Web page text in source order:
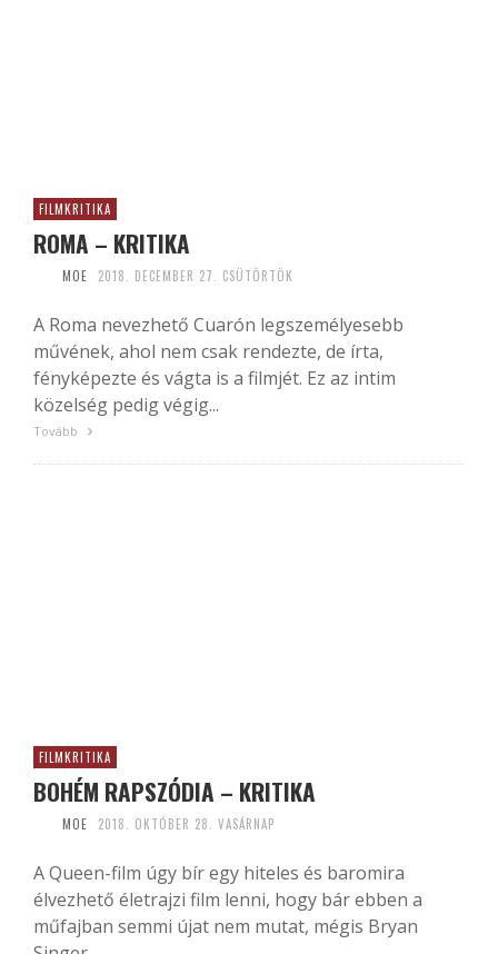
FILMKRITIKA
ROMA – KRITIKA
MOE 2018. DECEMBER 27. CSÜTÖRTÖK
A Roma nevezhető Cuarón legszemélyesebb
művének, ahol nem csak rendezte, de írta,
fényképezte és vágta is a filmjét. Ez az intim
közelség pedig végig...
Tovább
FILMKRITIKA
BOHÉM RAPSZÓDIA – KRITIKA
MOE 2018. OKTÓBER 28. VASÁRNAP
A Queen-film úgy bír egy hiteles és baromira
élvezhető életrajzi film lenni, hogy bár ebben a
műfajban semmi újat nem mutat, mégis Bryan